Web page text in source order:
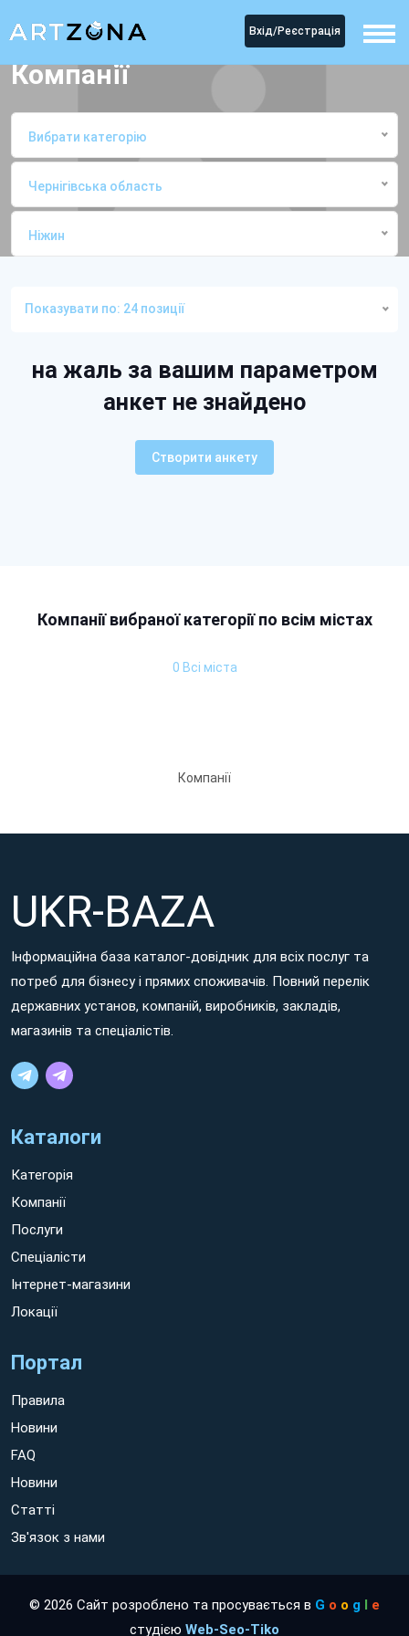
Вхід/Реєстрація
Компанії
Вибрати категорію
Чернігівська область
Ніжин
Показувати по: 24 позиції
на жаль за вашим параметром
анкет не знайдено
Створити анкету
Компанії вибраної категорії по всім містах
0 Всі міста
Компанії
UKR-BAZA
Інформаційна база каталог-довідник для всіх послуг та
потреб для бізнесу і прямих споживачів. Повний перелік
державних установ, компаній, виробників, закладів,
магазинів та спеціалістів.
Каталоги
Категорія
Компанії
Послуги
Спеціалісти
Інтернет-магазини
Локації
Портал
Правила
Новини
FAQ
Новини
Статті
Зв'язок з нами
© 2026 Сайт розроблено та просувається в G o o g l e
студією Web-Seo-Tiko